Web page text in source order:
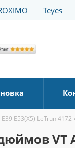
Teyes
E53(X5) LeTrun
VT